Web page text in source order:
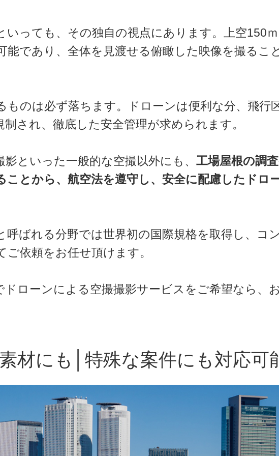
いっても、その独自の視点にあります。上空150
能であり、全体を見渡せる俯瞰した映像を撮るこ
ものは必ず落ちます。ドローンは便利な分、飛行
され、徹底した安全管理が求められます。
といった一般的な空撮以外にも、 工場屋根の調
ことから、航空法を遵守し、安全に配慮したドロ
呼ばれる分野では世界初の国際規格を取得し、コ
依頼をお任せ頂けます。
ドローンによる空撮撮影サービスをご希望なら、
材にも│特殊な案件にも対応可